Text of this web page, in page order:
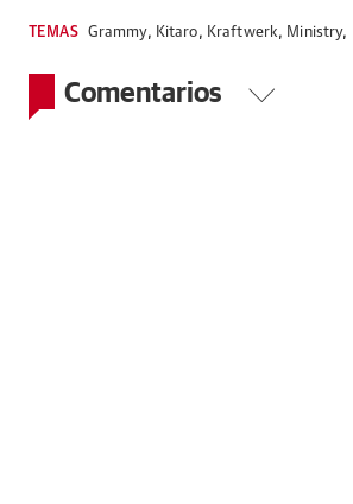
TEMAS Grammy, Kitaro, Kraftwerk, Ministry,
Comentarios